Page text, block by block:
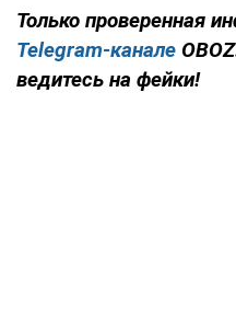
Только проверенная
Telegram-канале
ведитесь на фейки!